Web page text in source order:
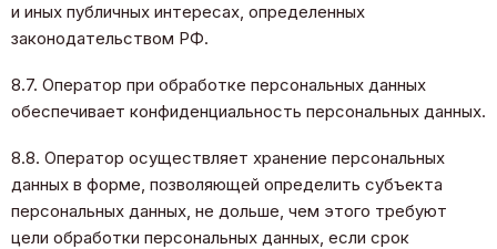
и иных публичных интересах, определенных
законодательством РФ.
8.7. Оператор при обработке персональных данных
обеспечивает конфиденциальность персональных данных.
8.8. Оператор осуществляет хранение персональных
данных в форме, позволяющей определить субъекта
персональных данных, не дольше, чем этого требуют
цели обработки персональных данных, если срок